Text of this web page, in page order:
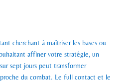
cherchant à maîtriser les bases ou
affiner votre stratégie, un
sept jours peut transformer
du combat. Le full contact et le